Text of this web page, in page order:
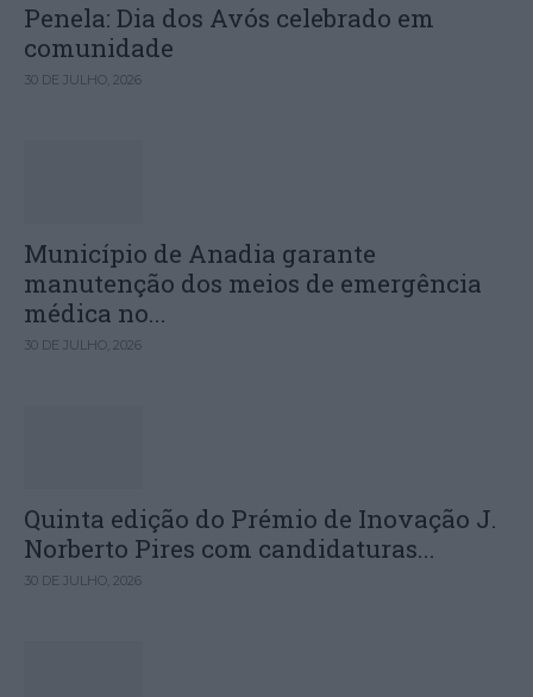
Penela: Dia dos Avós celebrado em
comunidade
30 DE JULHO, 2026
Município de Anadia garante
manutenção dos meios de emergência
médica no...
30 DE JULHO, 2026
Quinta edição do Prémio de Inovação J.
Norberto Pires com candidaturas...
30 DE JULHO, 2026